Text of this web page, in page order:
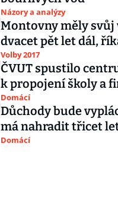
Názory a analýzy
Montovny měly svůj
dvacet pět let dál,
Volby 2017
ČVUT spustilo
k propojení školy a
Domácí
Důchody bude
má nahradit třicet
Domácí